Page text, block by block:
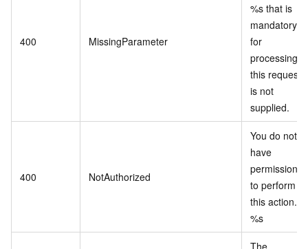
400 MissingParameter
%s that is
mandatory
for
processing
this request
is not
supplied.
400 NotAuthorized
You do not
have
permission
to perform
this action.
%s
The